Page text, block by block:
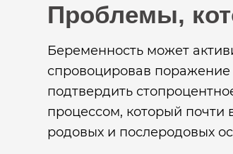
Проблемы,
Беременность может
спровоцировав поражение
подтвердить
процессом, который почти
родовых и послеродовых